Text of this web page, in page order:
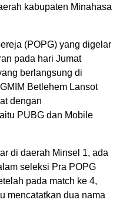
kabupaten Minahasa
(POPG) yang digelar
pada hari Jumat
berlangsung di
Betlehem Lansot
dengan
PUBG dan Mobile
di daerah Minsel 1, ada
seleksi Pra POPG
pada match ke 4,
mencatatkan dua nama